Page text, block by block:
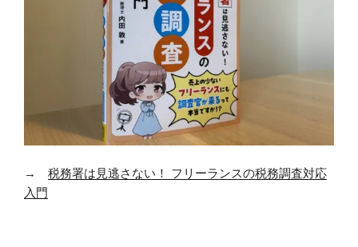
→ 税務署は見逃さない！ フリーランスの税務調査対応
入門